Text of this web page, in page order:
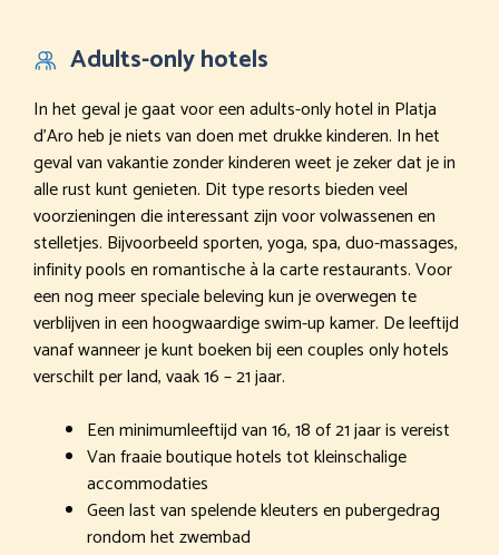
Adults-only hotels
In het geval je gaat voor een adults-only hotel in Platja
d’Aro heb je niets van doen met drukke kinderen. In het
geval van vakantie zonder kinderen weet je zeker dat je in
alle rust kunt genieten. Dit type resorts bieden veel
voorzieningen die interessant zijn voor volwassenen en
stelletjes. Bijvoorbeeld sporten, yoga, spa, duo-massages,
infinity pools en romantische à la carte restaurants. Voor
een nog meer speciale beleving kun je overwegen te
verblijven in een hoogwaardige swim-up kamer. De leeftijd
vanaf wanneer je kunt boeken bij een couples only hotels
verschilt per land, vaak 16 – 21 jaar.
Een minimumleeftijd van 16, 18 of 21 jaar is vereist
Van fraaie boutique hotels tot kleinschalige
accommodaties
Geen last van spelende kleuters en pubergedrag
rondom het zwembad